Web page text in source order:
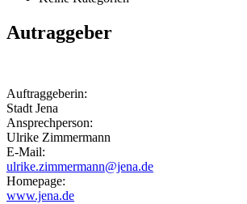
Autraggeber
Auftraggeberin:
Stadt Jena
Ansprechperson:
Ulrike Zimmermann
E-Mail:
ulrike.zimmermann@jena.de
Homepage:
www.jena.de